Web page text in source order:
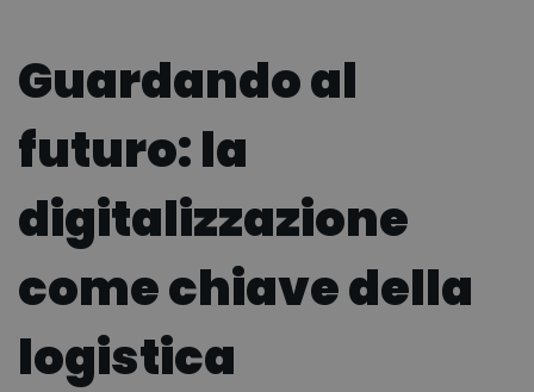
Guardando al
futuro: la
digitalizzazione
come chiave della
logistica